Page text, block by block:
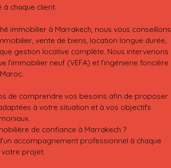
chaque client.
immobilier à Marrakech, nous vous conseillons
vente de biens, location longue durée,
gestion locative complète. Nous intervenons
neuf (VEFA) et l’ingénierie foncière
de comprendre vos besoins afin de proposer
à votre situation et à vos objectifs
de confiance à Marrakech ?
accompagnement professionnel à chaque
projet.